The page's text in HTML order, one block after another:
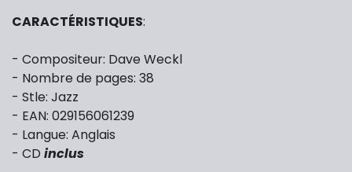
CARACTÉRISTIQUES:
- Compositeur: Dave Weckl
- Nombre de pages: 38
- Stle: Jazz
- EAN: 029156061239
- Langue: Anglais
- CD inclus